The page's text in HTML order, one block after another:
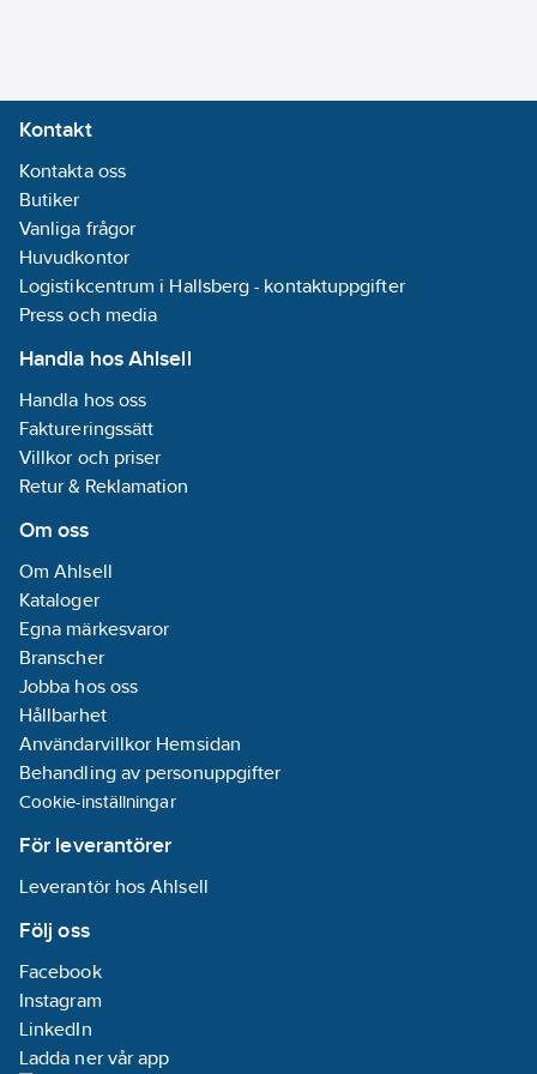
Kontakt
Kontakta oss
Butiker
Vanliga frågor
Huvudkontor
Logistikcentrum i Hallsberg - kontaktuppgifter
Press och media
Handla hos Ahlsell
Handla hos oss
Faktureringssätt
Villkor och priser
Retur & Reklamation
Om oss
Om Ahlsell
Kataloger
Egna märkesvaror
Branscher
Jobba hos oss
Hållbarhet
Användarvillkor Hemsidan
Behandling av personuppgifter
Cookie-inställningar
För leverantörer
Leverantör hos Ahlsell
Följ oss
Facebook
Instagram
LinkedIn
Ladda ner vår app